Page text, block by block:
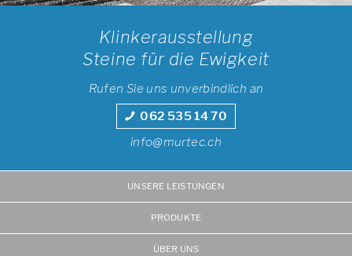
Klinkerausstellung
Steine für die Ewigkeit
Rufen Sie uns unverbindlich an
062 535 14 70
info@murtec.ch
UNSERE LEISTUNGEN
PRODUKTE
ÜBER UNS